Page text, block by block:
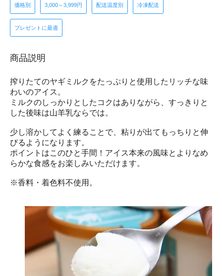
価格別 3,000～3,999円 配送温度別 冷凍配送
プレゼントに最適
商品説明
搾りたてのヤギミルクをたっぷりと使用したリッチな味
わいのアイス。
ミルクのしっかりとしたコクはありながら、すっきりと
した後味は山羊乳ならでは。
少し溶かしてよく練ることで、粘りが出てもっちりと伸
びるようになります。
ポイントはこのひと手間！アイス本来の風味とよりなめ
らかな食感をお楽しみいただけます。
※香料・着色料不使用。